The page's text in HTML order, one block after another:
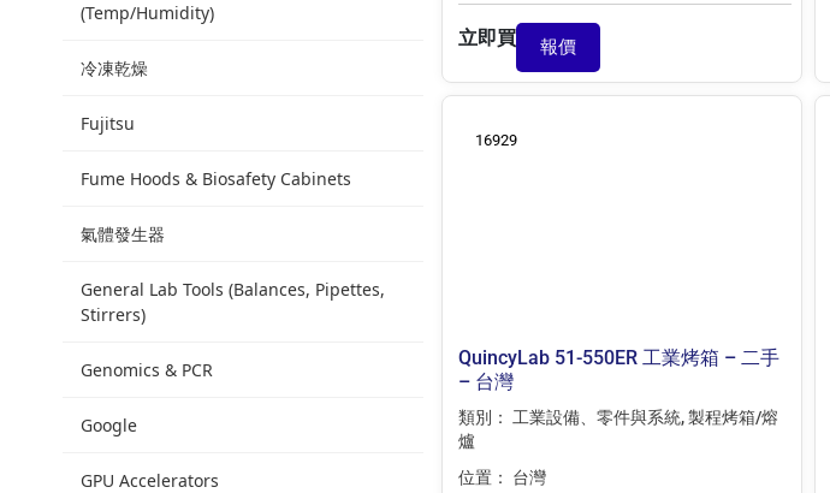
(Temp/Humidity)
冷凍乾燥
Fujitsu
Fume Hoods & Biosafety Cabinets
氣體發生器
General Lab Tools (Balances, Pipettes,
Stirrers)
Genomics & PCR
Google
GPU Accelerators
立即買 報價
16929
QuincyLab 51-550ER 工業烤箱 – 二手
– 台灣
類別： 工業設備、零件與系統,製程烤箱/熔
爐
位置： 台灣